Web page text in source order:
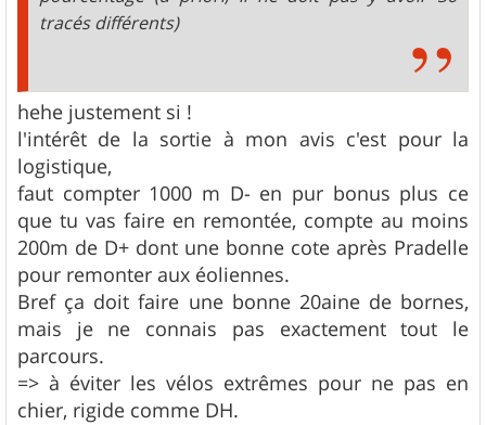
tracés différents)
hehe justement si !
l'intérêt de la sortie à mon avis c'est pour la
logistique,
faut compter 1000 m D- en pur bonus plus ce
que tu vas faire en remontée, compte au moins
200m de D+ dont une bonne cote après Pradelle
pour remonter aux éoliennes.
Bref ça doit faire une bonne 20aine de bornes,
mais je ne connais pas exactement tout le
parcours.
=> à éviter les vélos extrêmes pour ne pas en
chier, rigide comme DH.